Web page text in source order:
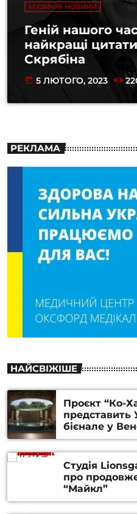
МУЗИЧНІ НОВИНИ
Геній нашого
найкращі
Скрябіна
today 5 ЛЮТОГО, 2023
РЕКЛАМА
НАЙСВІЖІШЕ
Проєкт “Ко-
представить
бієнале у
Студія
про
“Майкл”